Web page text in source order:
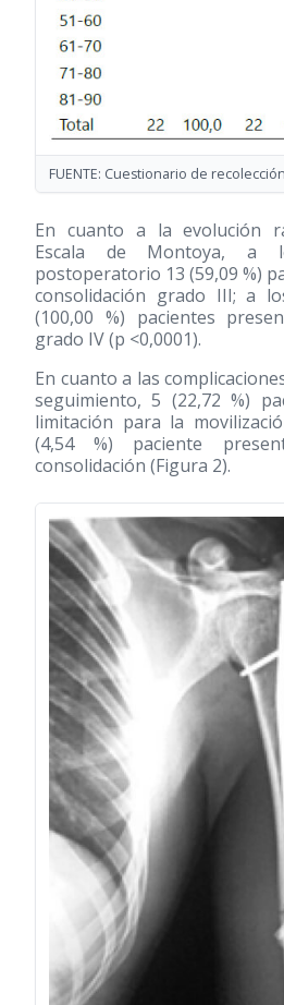
FUENTE: Cuestionario de
En cuanto a la evolución
Escala de Montoya, a
postoperatorio 13 (59,09 %)
consolidación grado III; a
(100,00 %) pacientes
grado IV (p <0,0001).
En cuanto a las
seguimiento, 5 (22,72 %)
limitación para la
(4,54 %) paciente
consolidación (Figura 2).